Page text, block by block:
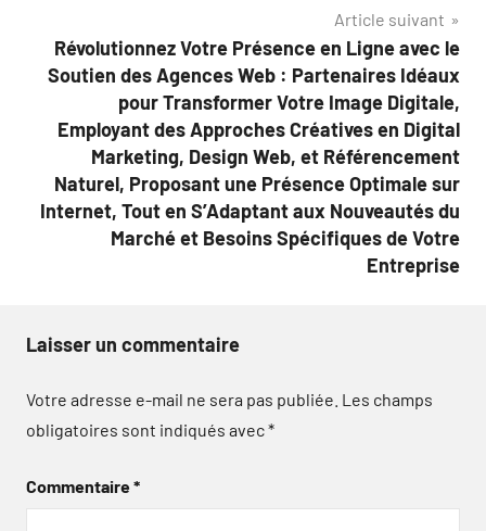
Article suivant
Révolutionnez Votre Présence en Ligne avec le
Soutien des Agences Web : Partenaires Idéaux
pour Transformer Votre Image Digitale,
Employant des Approches Créatives en Digital
Marketing, Design Web, et Référencement
Naturel, Proposant une Présence Optimale sur
Internet, Tout en S’Adaptant aux Nouveautés du
Marché et Besoins Spécifiques de Votre
Entreprise
Laisser un commentaire
Votre adresse e-mail ne sera pas publiée. Les champs
obligatoires sont indiqués avec*
Commentaire*